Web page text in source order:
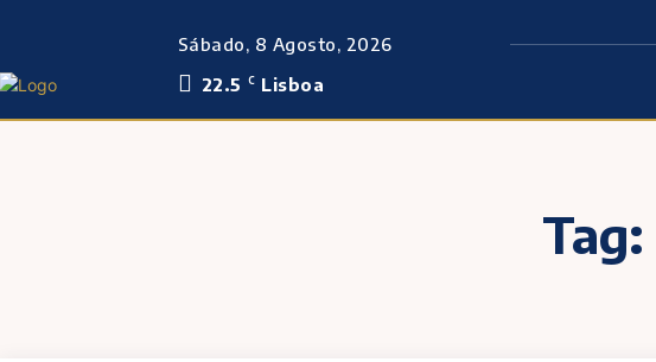
Sábado, 8 Agosto, 2026
22.5
C Lisboa
Tag: